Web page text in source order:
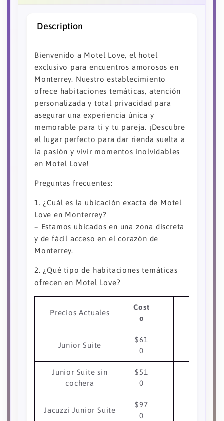
Description
Bienvenido a Motel Love, el hotel
exclusivo para encuentros amorosos en
Monterrey. Nuestro establecimiento
ofrece habitaciones temáticas, atención
personalizada y total privacidad para
asegurar una experiencia única y
memorable para ti y tu pareja. ¡Descubre
el lugar perfecto para dar rienda suelta a
la pasión y vivir momentos inolvidables
en Motel Love!
Preguntas frecuentes:
1. ¿Cuál es la ubicación exacta de Motel
Love en Monterrey?
– Estamos ubicados en una zona discreta
y de fácil acceso en el corazón de
Monterrey.
2. ¿Qué tipo de habitaciones temáticas
ofrecen en Motel Love?
Precios Actuales
Cost
o
Junior Suite
$61
0
Junior Suite sin
cochera
$51
0
Jacuzzi Junior Suite
$97
0